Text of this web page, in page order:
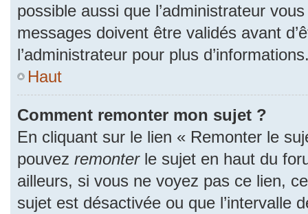
possible aussi que l’administrateur
messages doivent être validés avant
l’administrateur pour plus
Haut
Comment remonter mon sujet ?
En cliquant sur le lien « Remonter le
pouvez remonterle sujet en haut du
ailleurs, si vous ne voyez pas ce lien,
sujet est désactivée ou que l’intervalle